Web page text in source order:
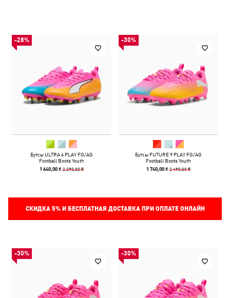
-28%
Бутсы ULTRA 6 PLAY FG/AG
Football Boots Youth
1 640,00 ₴2 290,00 ₴
-30%
Бутсы FUTURE 9 PLAY FG/AG
Football Boots Youth
1 740,00 ₴2 490,00 ₴
СКИДКА 5%И БЕСПЛАТНАЯ ДОСТАВКА ПРИ ОПЛАТЕ ОНЛАЙН
-30% -30%